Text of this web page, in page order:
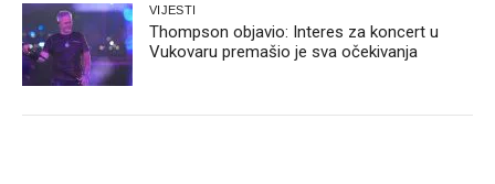
VIJESTI
Thompson objavio: Interes za koncert u
Vukovaru premašio je sva očekivanja